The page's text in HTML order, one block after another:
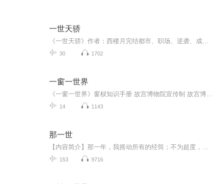
一世天骄
30 1702
一窗一世界
14 1143
那一世
153 9716